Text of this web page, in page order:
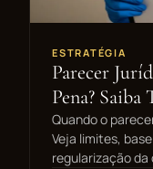
ESTRATÉGIA
Parecer
Pena? Saiba
Quando o
Veja limites,
regularização